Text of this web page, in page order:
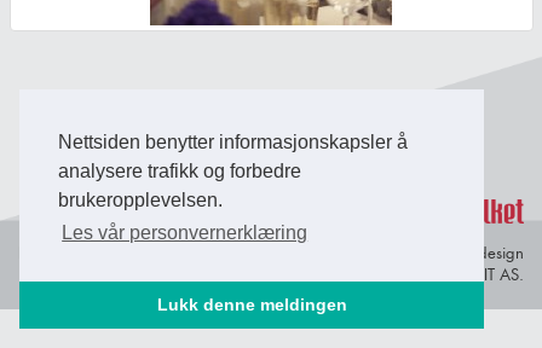
Nettsiden benytter informasjonskapsler å
analysere trafikk og forbedre
brukeropplevelsen.
Les vår personvernerklæring
Lukk denne meldingen
Webdesign
av Lindbak IT AS.